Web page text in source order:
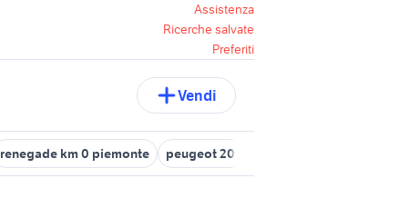
Assistenza
Ricerche salvate
Preferiti
Vendi
renegade km 0 piemonte peugeot 2008 gpl km 0